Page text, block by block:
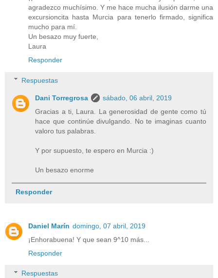
agradezco muchísimo. Y me hace mucha ilusión darme una
excursioncita hasta Murcia para tenerlo firmado, significa
mucho para mí.
Un besazo muy fuerte,
Laura
Responder
Respuestas
Dani Torregrosa
sábado, 06 abril, 2019
Gracias a ti, Laura. La generosidad de gente como tú
hace que continúe divulgando. No te imaginas cuanto
valoro tus palabras.
Y por supuesto, te espero en Murcia :)
Un besazo enorme
Responder
Daniel Marín domingo, 07 abril, 2019
¡Enhorabuena! Y que sean 9^10 más...
Responder
Respuestas